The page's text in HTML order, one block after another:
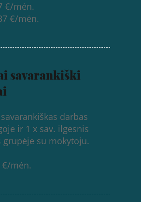
€/mėn.
€/mėn.
savarankiški
darbas
ir 1 x sav. ilgesnis
grupėje su mokytoju.
€/mėn.